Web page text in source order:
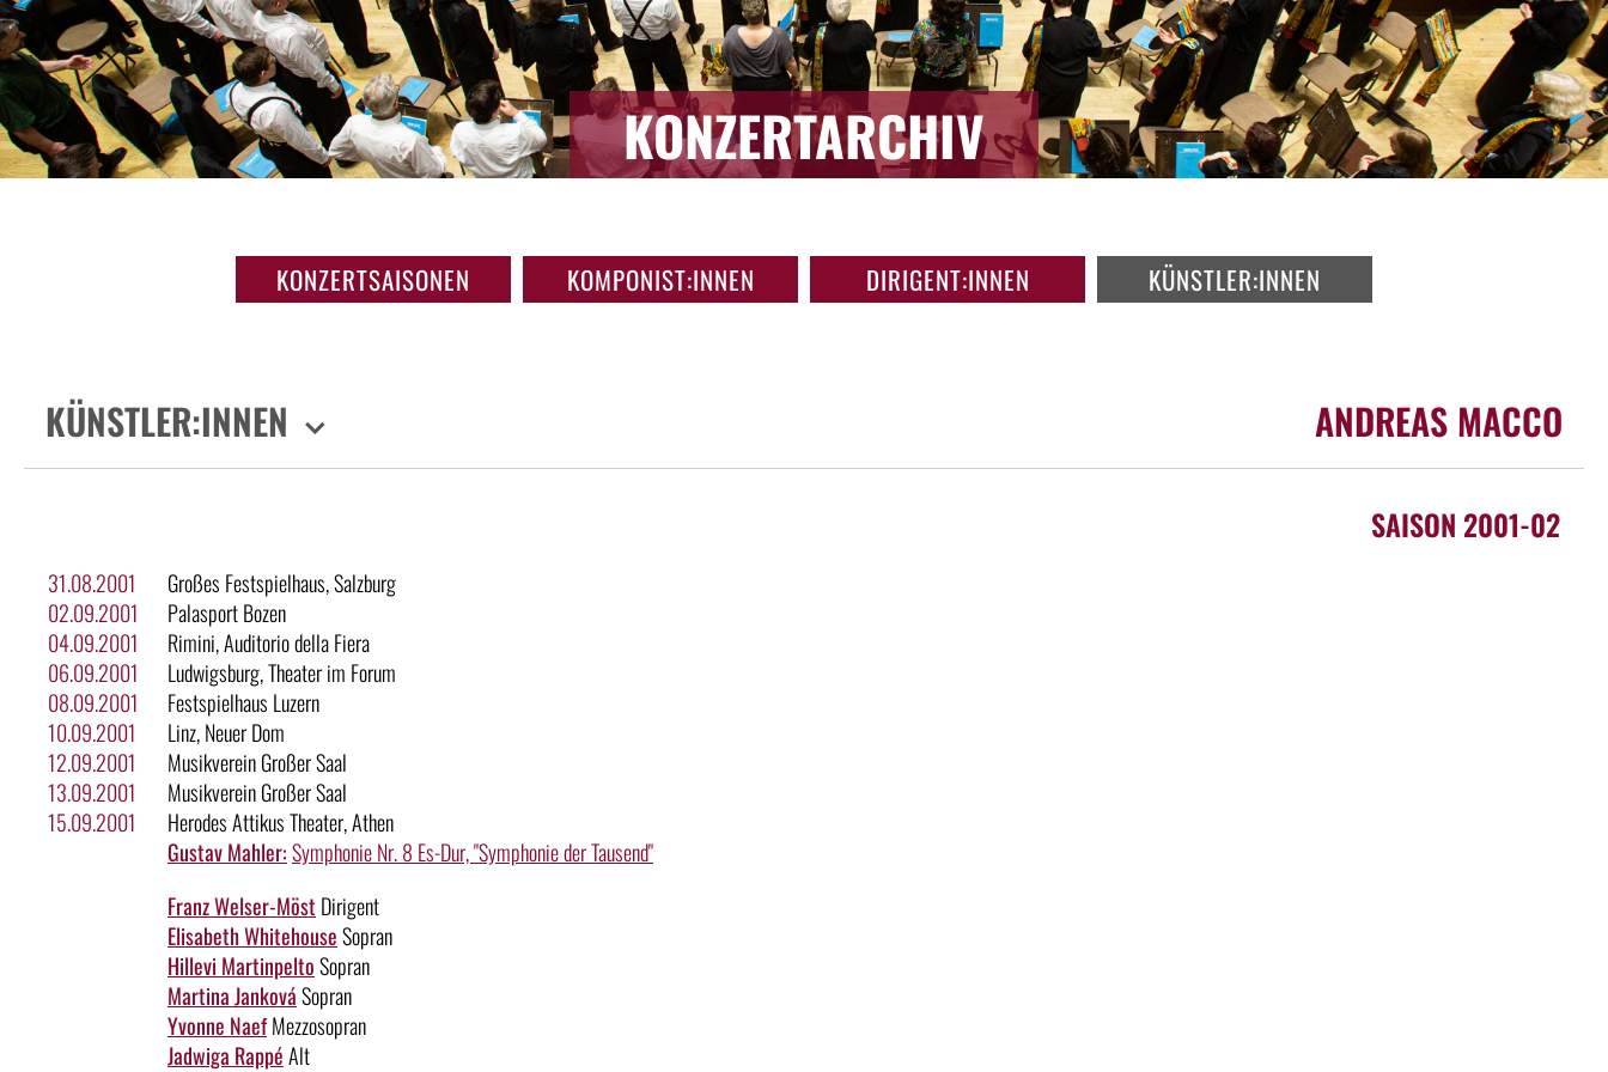
KONZERTARCHIV
KONZERTSAISONEN KOMPONIST:INNEN DIRIGENT:INNEN KÜNSTLER:INNEN
KÜNSTLER:INNEN ANDREAS MACCO
SAISON 2001-02
31.08.2001
Großes Festspielhaus, Salzburg
02.09.2001
Palasport Bozen
04.09.2001
Rimini, Auditorio della Fiera
06.09.2001
Ludwigsburg, Theater im Forum
08.09.2001
Festspielhaus Luzern
10.09.2001
Linz, Neuer Dom
12.09.2001
Musikverein Großer Saal
13.09.2001
Musikverein Großer Saal
15.09.2001
Herodes Attikus Theater, Athen
Gustav Mahler:Symphonie Nr. 8 Es-Dur, "Symphonie der Tausend"
Franz Welser-Möst Dirigent
Elisabeth WhitehouseSopran
Hillevi MartinpeltoSopran
Martina JankováSopran
Yvonne NaefMezzosopran
Jadwiga RappéAlt